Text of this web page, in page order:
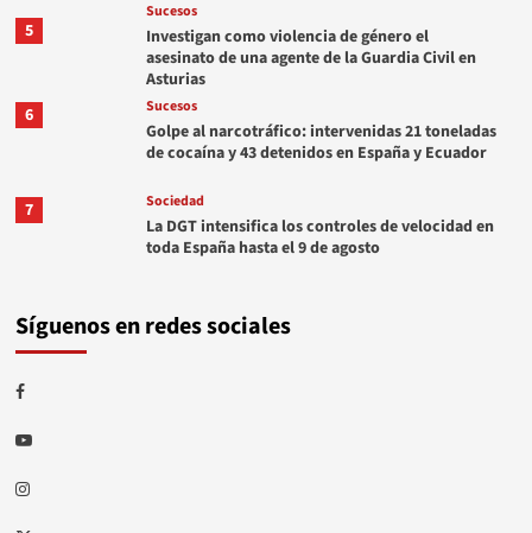
5
Sucesos
Investigan como violencia de género el
asesinato de una agente de la Guardia Civil en
Asturias
6
Sucesos
Golpe al narcotráfico: intervenidas 21 toneladas
de cocaína y 43 detenidos en España y Ecuador
7 Sociedad
La DGT intensifica los controles de velocidad en
toda España hasta el 9 de agosto
Síguenos en redes sociales
Facebook
Youtube
Instagram